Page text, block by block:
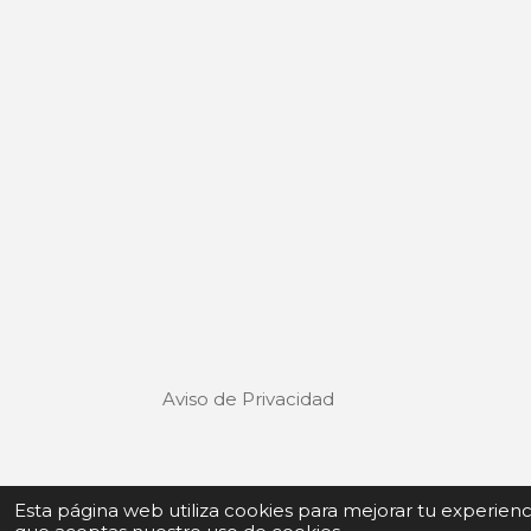
Esta página web utiliza cookies para mejorar tu
Aviso de Privacidad